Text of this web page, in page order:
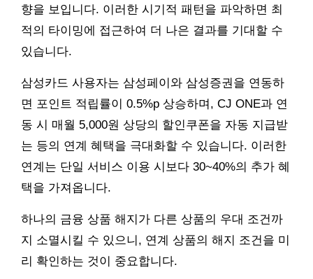
향을 보입니다. 이러한 시기적 패턴을 파악하면 최
적의 타이밍에 접근하여 더 나은 결과를 기대할 수
있습니다.
삼성카드 사용자는 삼성페이와 삼성증권을 연동하
면 포인트 적립률이 0.5%p 상승하며, CJ ONE과 연
동 시 매월 5,000원 상당의 할인쿠폰을 자동 지급받
는 등의 연계 혜택을 극대화할 수 있습니다. 이러한
연계는 단일 서비스 이용 시보다 30~40%의 추가 혜
택을 가져옵니다.
하나의 금융 상품 해지가 다른 상품의 우대 조건까
지 소멸시킬 수 있으니, 연계 상품의 해지 조건을 미
리 확인하는 것이 중요합니다.